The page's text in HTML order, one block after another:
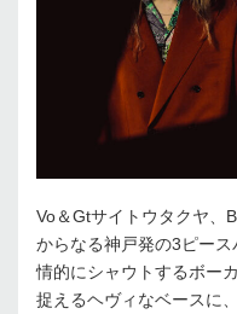
Vo＆Gtサイトウタクヤ、
からなる神戸発の3ピー
情的にシャウトするボー
捉えるヘヴィなベースに